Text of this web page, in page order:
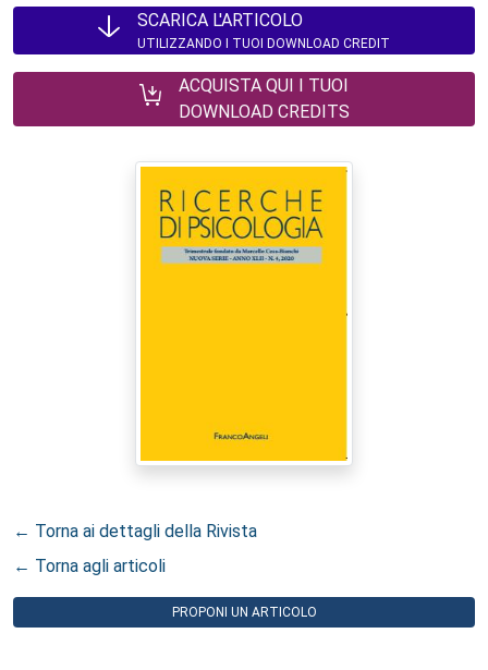
SCARICA L'ARTICOLO
UTILIZZANDO I TUOI DOWNLOAD CREDIT
ACQUISTA QUI I TUOI
DOWNLOAD CREDITS
← Torna ai dettagli della Rivista
← Torna agli articoli
PROPONI UN ARTICOLO